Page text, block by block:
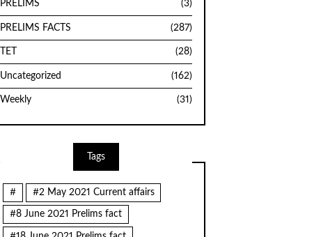
PRELIMS (3)
PRELIMS FACTS (287)
TET (28)
Uncategorized (162)
Weekly (31)
Tags
# #2 May 2021 Current affairs
#8 June 2021 Prelims fact